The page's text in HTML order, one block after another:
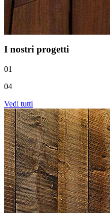
I nostri progetti
01
04
Vedi tutti